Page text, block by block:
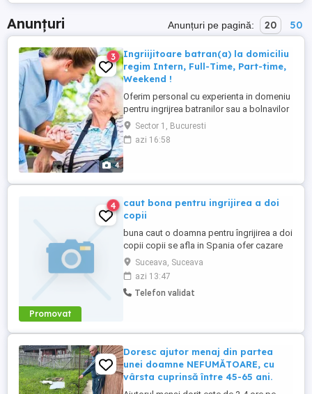
Anunțuri Anunțuri pe pagină: 20 50
4
3
Ingriijitoare batran(a) la domiciliu
regim Intern, Full-Time, Part-time,
Weekend !
Oferim personal cu experienta in domeniu
pentru ingrijrea batranilor sau a bolnavilor
la domiciliu pentru orice tip de program
de lucru cautat si locuri de munca
ingrijitoarelor serioase si dornice sa
Program INTERN ( Permenent ...
Sector 1, Bucuresti
azi 16:58
Promovat
4
caut bona pentru ingrijirea a doi
copii
buna caut o doamna pentru îngrijirea a doi
copii copii se afla in Spania ofer cazare
gratis și trei mese pe zi gratis pentru mai
multe informații sunați la numărul
Suceava, Suceava
azi 13:47
Telefon validat
Doresc ajutor menaj din partea
unei doamne NEFUMĂTOARE, cu
vârsta cuprinsă între 45-65 ani.